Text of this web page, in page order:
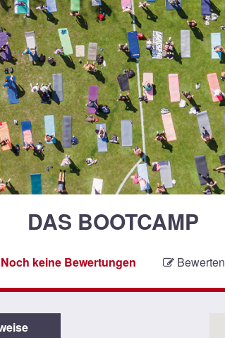
DAS BOOTCAMP
Noch keine Bewertungen Bewerten